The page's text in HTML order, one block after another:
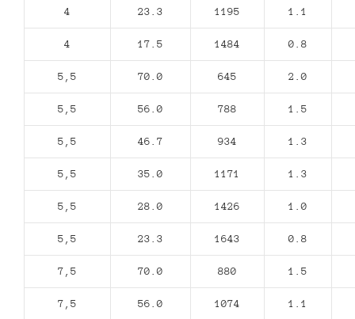
4 23.3 1195 1.1
4 17.5 1484 0.8
5,5 70.0 645 2.0
5,5 56.0 788 1.5
5,5 46.7 934 1.3
5,5 35.0 1171 1.3
5,5 28.0 1426 1.0
5,5 23.3 1643 0.8
7,5 70.0 880 1.5
7,5 56.0 1074 1.1